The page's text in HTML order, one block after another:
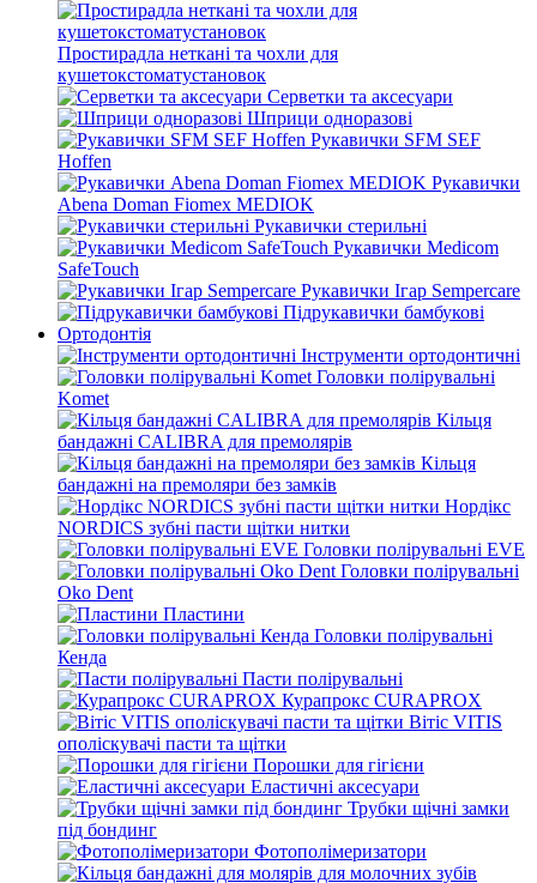
Простирадла неткані та чохли для
кушетокстоматустановок
Серветки та аксесуари
Шприци одноразові
Рукавички SFM SEF
Hoffen
Рукавички
Abena Doman Fiomex MEDIOK
Рукавички стерильні
Рукавички Medicom
SafeTouch
Рукавички Ігар Sempercare
Підрукавички бамбукові
Ортодонтія
Інструменти ортодонтичні
Головки полірувальні
Komet
Кільця
бандажні CALIBRA для премолярів
Кільця
бандажні на премоляри без замків
Нордікс
NORDICS зубні пасти щітки нитки
Головки полірувальні EVE
Головки полірувальні
Oko Dent
Пластини
Головки полірувальні
Кенда
Пасти полірувальні
Курапрокс CURAPROX
Вітіс VITIS
ополіскувачі пасти та щітки
Порошки для гігієни
Еластичні аксесуари
Трубки щічні замки
під бондинг
Фотополімеризатори